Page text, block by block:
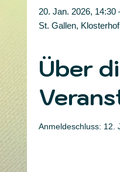
20. Jan. 2026, 14:30
St. Gallen,
Über
Anmeldeschluss: 12.